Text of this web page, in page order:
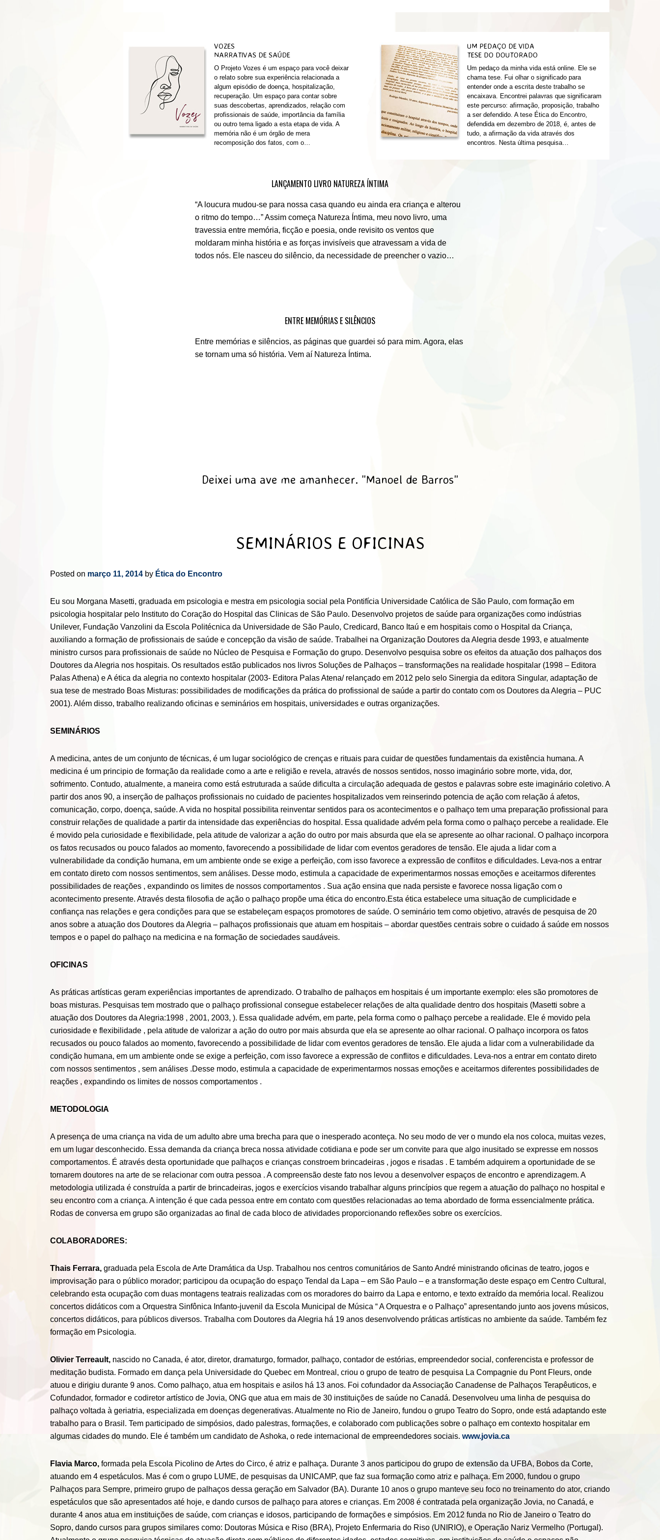
UM PEDAÇO DE VIDA
TESE DO DOUTORADO
Um pedaço da minha vida está online. Ele se
chama tese. Fui olhar o significado para
entender onde a escrita deste trabalho se
encaixava. Encontrei palavras que significaram
este percurso: afirmação, proposição, trabalho
a ser defendido. A tese Ética do Encontro,
defendida em dezembro de 2018, é, antes de
tudo, a afirmação da vida através dos
encontros. Nesta última pesquisa…
VOZES
NARRATIVAS DE SAÚDE
O Projeto Vozes é um espaço para você deixar
o relato sobre sua experiência relacionada a
algum episódio de doença, hospitalização,
recuperação. Um espaço para contar sobre
suas descobertas, aprendizados, relação com
profissionais de saúde, importância da família
ou outro tema ligado a esta etapa de vida. A
memória não é um órgão de mera
recomposição dos fatos, com o…
LANÇAMENTO LIVRO NATUREZA ÍNTIMA
“A loucura mudou-se para nossa casa quando eu ainda era criança e alterou
o ritmo do tempo…” Assim começa Natureza Íntima, meu novo livro, uma
travessia entre memória, ficção e poesia, onde revisito os ventos que
moldaram minha história e as forças invisíveis que atravessam a vida de
todos nós. Ele nasceu do silêncio, da necessidade de preencher o vazio…
ENTRE MEMÓRIAS E SILÊNCIOS
Entre memórias e silêncios, as páginas que guardei só para mim. Agora, elas
se tornam uma só história. Vem aí Natureza Íntima.
Deixei uma ave me amanhecer. "Manoel de Barros"
SEMINÁRIOS E OFICINAS
Posted on março 11, 2014 by Ética do Encontro
Eu sou Morgana Masetti, graduada em psicologia e mestra em psicologia social pela Pontifícia Universidade Católica de São Paulo, com formação em
psicologia hospitalar pelo Instituto do Coração do Hospital das Clinicas de São Paulo. Desenvolvo projetos de saúde para organizações como indústrias
Unilever, Fundação Vanzolini da Escola Politécnica da Universidade de São Paulo, Credicard, Banco Itaú e em hospitais como o Hospital da Criança,
auxiliando a formação de profissionais de saúde e concepção da visão de saúde. Trabalhei na Organização Doutores da Alegria desde 1993, e atualmente
ministro cursos para profissionais de saúde no Núcleo de Pesquisa e Formação do grupo. Desenvolvo pesquisa sobre os efeitos da atuação dos palhaços dos
Doutores da Alegria nos hospitais. Os resultados estão publicados nos livros Soluções de Palhaços – transformações na realidade hospitalar (1998 – Editora
Palas Athena) e A ética da alegria no contexto hospitalar (2003- Editora Palas Atena/ relançado em 2012 pelo selo Sinergia da editora Singular, adaptação de
sua tese de mestrado Boas Misturas: possibilidades de modificações da prática do profissional de saúde a partir do contato com os Doutores da Alegria – PUC
2001). Além disso, trabalho realizando oficinas e seminários em hospitais, universidades e outras organizações.
SEMINÁRIOS
A medicina, antes de um conjunto de técnicas, é um lugar sociológico de crenças e rituais para cuidar de questões fundamentais da existência humana. A
medicina é um principio de formação da realidade como a arte e religião e revela, através de nossos sentidos, nosso imaginário sobre morte, vida, dor,
sofrimento. Contudo, atualmente, a maneira como está estruturada a saúde dificulta a circulação adequada de gestos e palavras sobre este imaginário coletivo. A
partir dos anos 90, a inserção de palhaços profissionais no cuidado de pacientes hospitalizados vem reinserindo potencia de ação com relação á afetos,
comunicação, corpo, doença, saúde. A vida no hospital possibilita reinventar sentidos para os acontecimentos e o palhaço tem uma preparação profissional para
construir relações de qualidade a partir da intensidade das experiências do hospital. Essa qualidade advém pela forma como o palhaço percebe a realidade. Ele
é movido pela curiosidade e flexibilidade, pela atitude de valorizar a ação do outro por mais absurda que ela se apresente ao olhar racional. O palhaço incorpora
os fatos recusados ou pouco falados ao momento, favorecendo a possibilidade de lidar com eventos geradores de tensão. Ele ajuda a lidar com a
vulnerabilidade da condição humana, em um ambiente onde se exige a perfeição, com isso favorece a expressão de conflitos e dificuldades. Leva-nos a entrar
em contato direto com nossos sentimentos, sem análises. Desse modo, estimula a capacidade de experimentarmos nossas emoções e aceitarmos diferentes
possibilidades de reações , expandindo os limites de nossos comportamentos . Sua ação ensina que nada persiste e favorece nossa ligação com o
acontecimento presente. Através desta filosofia de ação o palhaço propõe uma ética do encontro.Esta ética estabelece uma situação de cumplicidade e
confiança nas relações e gera condições para que se estabeleçam espaços promotores de saúde. O seminário tem como objetivo, através de pesquisa de 20
anos sobre a atuação dos Doutores da Alegria – palhaços profissionais que atuam em hospitais – abordar questões centrais sobre o cuidado á saúde em nossos
tempos e o papel do palhaço na medicina e na formação de sociedades saudáveis.
OFICINAS
As práticas artísticas geram experiências importantes de aprendizado. O trabalho de palhaços em hospitais é um importante exemplo: eles são promotores de
boas misturas. Pesquisas tem mostrado que o palhaço profissional consegue estabelecer relações de alta qualidade dentro dos hospitais (Masetti sobre a
atuação dos Doutores da Alegria:1998 , 2001, 2003, ). Essa qualidade advém, em parte, pela forma como o palhaço percebe a realidade. Ele é movido pela
curiosidade e flexibilidade , pela atitude de valorizar a ação do outro por mais absurda que ela se apresente ao olhar racional. O palhaço incorpora os fatos
recusados ou pouco falados ao momento, favorecendo a possibilidade de lidar com eventos geradores de tensão. Ele ajuda a lidar com a vulnerabilidade da
condição humana, em um ambiente onde se exige a perfeição, com isso favorece a expressão de conflitos e dificuldades. Leva-nos a entrar em contato direto
com nossos sentimentos , sem análises .Desse modo, estimula a capacidade de experimentarmos nossas emoções e aceitarmos diferentes possibilidades de
reações , expandindo os limites de nossos comportamentos .
METODOLOGIA
A presença de uma criança na vida de um adulto abre uma brecha para que o inesperado aconteça. No seu modo de ver o mundo ela nos coloca, muitas vezes,
em um lugar desconhecido. Essa demanda da criança breca nossa atividade cotidiana e pode ser um convite para que algo inusitado se expresse em nossos
comportamentos. É através desta oportunidade que palhaços e crianças constroem brincadeiras , jogos e risadas . E também adquirem a oportunidade de se
tornarem doutores na arte de se relacionar com outra pessoa . A compreensão deste fato nos levou a desenvolver espaços de encontro e aprendizagem. A
metodologia utilizada é construída a partir de brincadeiras, jogos e exercícios visando trabalhar alguns princípios que regem a atuação do palhaço no hospital e
seu encontro com a criança. A intenção é que cada pessoa entre em contato com questões relacionadas ao tema abordado de forma essencialmente prática.
Rodas de conversa em grupo são organizadas ao final de cada bloco de atividades proporcionando reflexões sobre os exercícios.
COLABORADORES:
Thais Ferrara, graduada pela Escola de Arte Dramática da Usp. Trabalhou nos centros comunitários de Santo André ministrando oficinas de teatro, jogos e
improvisação para o público morador; participou da ocupação do espaço Tendal da Lapa – em São Paulo – e a transformação deste espaço em Centro Cultural,
celebrando esta ocupação com duas montagens teatrais realizadas com os moradores do bairro da Lapa e entorno, e texto extraído da memória local. Realizou
concertos didáticos com a Orquestra Sinfônica Infanto-juvenil da Escola Municipal de Música “ A Orquestra e o Palhaço” apresentando junto aos jovens músicos,
concertos didáticos, para públicos diversos. Trabalha com Doutores da Alegria há 19 anos desenvolvendo práticas artísticas no ambiente da saúde. Também fez
formação em Psicologia.
Olivier Terreault, nascido no Canada, é ator, diretor, dramaturgo, formador, palhaço, contador de estórias, empreendedor social, conferencista e professor de
meditação budista. Formado em dança pela Universidade do Quebec em Montreal, criou o grupo de teatro de pesquisa La Compagnie du Pont Fleurs, onde
atuou e dirigiu durante 9 anos. Como palhaço, atua em hospitais e asilos há 13 anos. Foi cofundador da Associação Canadense de Palhaços Terapêuticos, e
Cofundador, formador e codiretor artístico de Jovia, ONG que atua em mais de 30 instituições de saúde no Canadá. Desenvolveu uma linha de pesquisa do
palhaço voltada à geriatria, especializada em doenças degenerativas. Atualmente no Rio de Janeiro, fundou o grupo Teatro do Sopro, onde está adaptando este
trabalho para o Brasil. Tem participado de simpósios, dado palestras, formações, e colaborado com publicações sobre o palhaço em contexto hospitalar em
algumas cidades do mundo. Ele é também um candidato de Ashoka, o rede internacional de empreendedores sociais. www.jovia.ca
Flavia Marco, formada pela Escola Picolino de Artes do Circo, é atriz e palhaça. Durante 3 anos participou do grupo de extensão da UFBA, Bobos da Corte,
atuando em 4 espetáculos. Mas é com o grupo LUME, de pesquisas da UNICAMP, que faz sua formação como atriz e palhaça. Em 2000, fundou o grupo
Palhaços para Sempre, primeiro grupo de palhaços dessa geração em Salvador (BA). Durante 10 anos o grupo manteve seu foco no treinamento do ator, criando
espetáculos que são apresentados até hoje, e dando cursos de palhaço para atores e crianças. Em 2008 é contratada pela organização Jovia, no Canadá, e
durante 4 anos atua em instituições de saúde, com crianças e idosos, participando de formações e simpósios. Em 2012 funda no Rio de Janeiro o Teatro do
Sopro, dando cursos para grupos similares como: Doutoras Música e Riso (BRA), Projeto Enfermaria do Riso (UNIRIO), e Operação Nariz Vermelho (Portugal).